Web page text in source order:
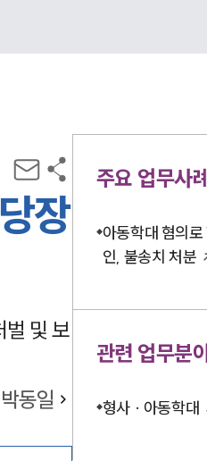
장
벌 및 보
박동일
주요 업무사
아동학대 혐의로
인, 불송치 처분
관련 업무분
형사 · 아동학대